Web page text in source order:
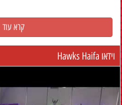
קרא עוד
וידאו Hawks Haifa